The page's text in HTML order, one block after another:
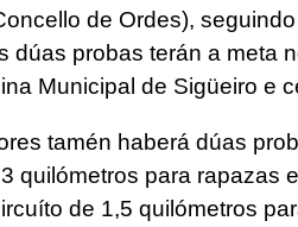
de Ordes),
dúas probas terán a meta
Municipal de Sigüeiro e
tamén haberá dúas
quilómetros para rapazas
de 1,5 quilómetros